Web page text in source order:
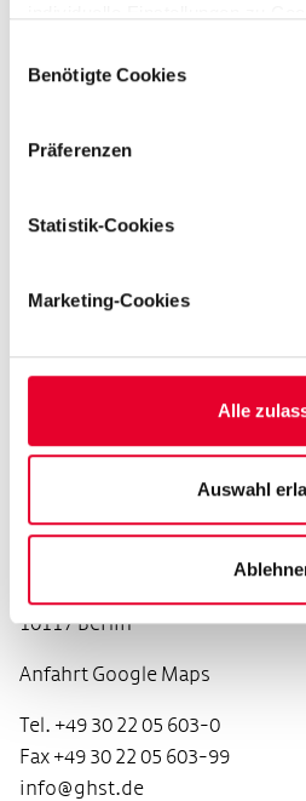
Einwilligung erteilen. Sie können
auch später jederzeit über das
Funktionalität der Website
Datenschutzhinweisen („
Benötigte Cookies
Präferenzen
Statistik-Cookies
Marketing-Cookies
Alle
Auswahl
Gemeinnützige Hertie-Stiftung
Tel. +49 69 66 07 56-0
Fax +49 69 66 07 56-999
info@ghst.de
Büro Berlin
Gemeinnützige Hertie-Stiftung
10117 Berlin
Anfahrt Google Maps
Tel. +49 30 22 05 603-0
Fax +49 30 22 05 603-99
info@ghst.de